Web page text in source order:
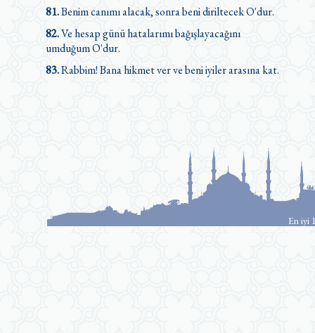
81.Benim canımı alacak, sonra beni diriltecek O'dur.
82.Ve hesap günü hatalarımı bağışlayacağını
umduğum O'dur.
83.Rabbim! Bana hikmet ver ve beni iyiler arasına kat.
En iyi